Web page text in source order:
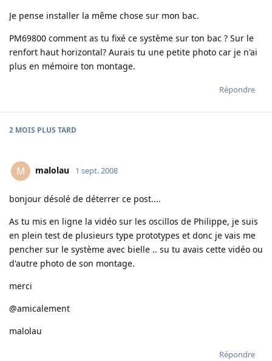
Je pense installer la même chose sur mon bac.
PM69800 comment as tu fixé ce système sur ton bac ? Sur le
renfort haut horizontal? Aurais tu une petite photo car je n'ai
plus en mémoire ton montage.
Répondre
2 MOIS PLUS TARD
M malolau 1 sept. 2008
bonjour désolé de déterrer ce post....
As tu mis en ligne la vidéo sur les oscillos de Philippe, je suis
en plein test de plusieurs type prototypes et donc je vais me
pencher sur le système avec bielle .. su tu avais cette vidéo ou
d'autre photo de son montage.
merci
@amicalement
malolau
Répondre